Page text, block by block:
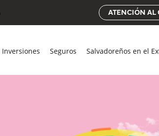
ATENCIÓN AL
Inversiones Seguros Salvadoreños en el